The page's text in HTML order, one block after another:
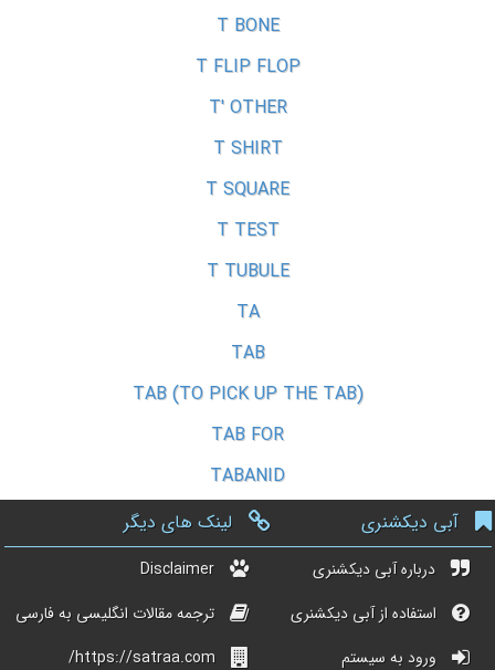
T BONE
T FLIP FLOP
T' OTHER
T SHIRT
T SQUARE
T TEST
T TUBULE
TA
TAB
TAB (TO PICK UP THE TAB)
TAB FOR
TABANID
آبی دیکشنری
درباره آبی دیکشنری
استفاده از آبی دیکشنری
ورود به سیستم
لینک های دیگر
Disclaimer
ترجمه مقالات انگلیسی به فارسی
https://satraa.com/